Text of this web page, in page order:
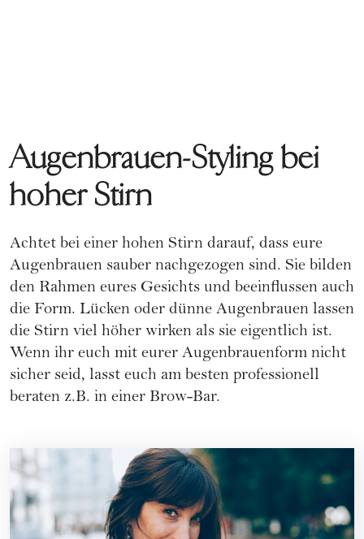
Augenbrauen-Styling bei
hoher Stirn
Achtet bei einer hohen Stirn darauf, dass eure
Augenbrauen sauber nachgezogen sind. Sie bilden
den Rahmen eures Gesichts und beeinflussen auch
die Form. Lücken oder dünne Augenbrauen lassen
die Stirn viel höher wirken als sie eigentlich ist.
Wenn ihr euch mit eurer Augenbrauenform nicht
sicher seid, lasst euch am besten professionell
beraten z.B. in einer Brow-Bar.